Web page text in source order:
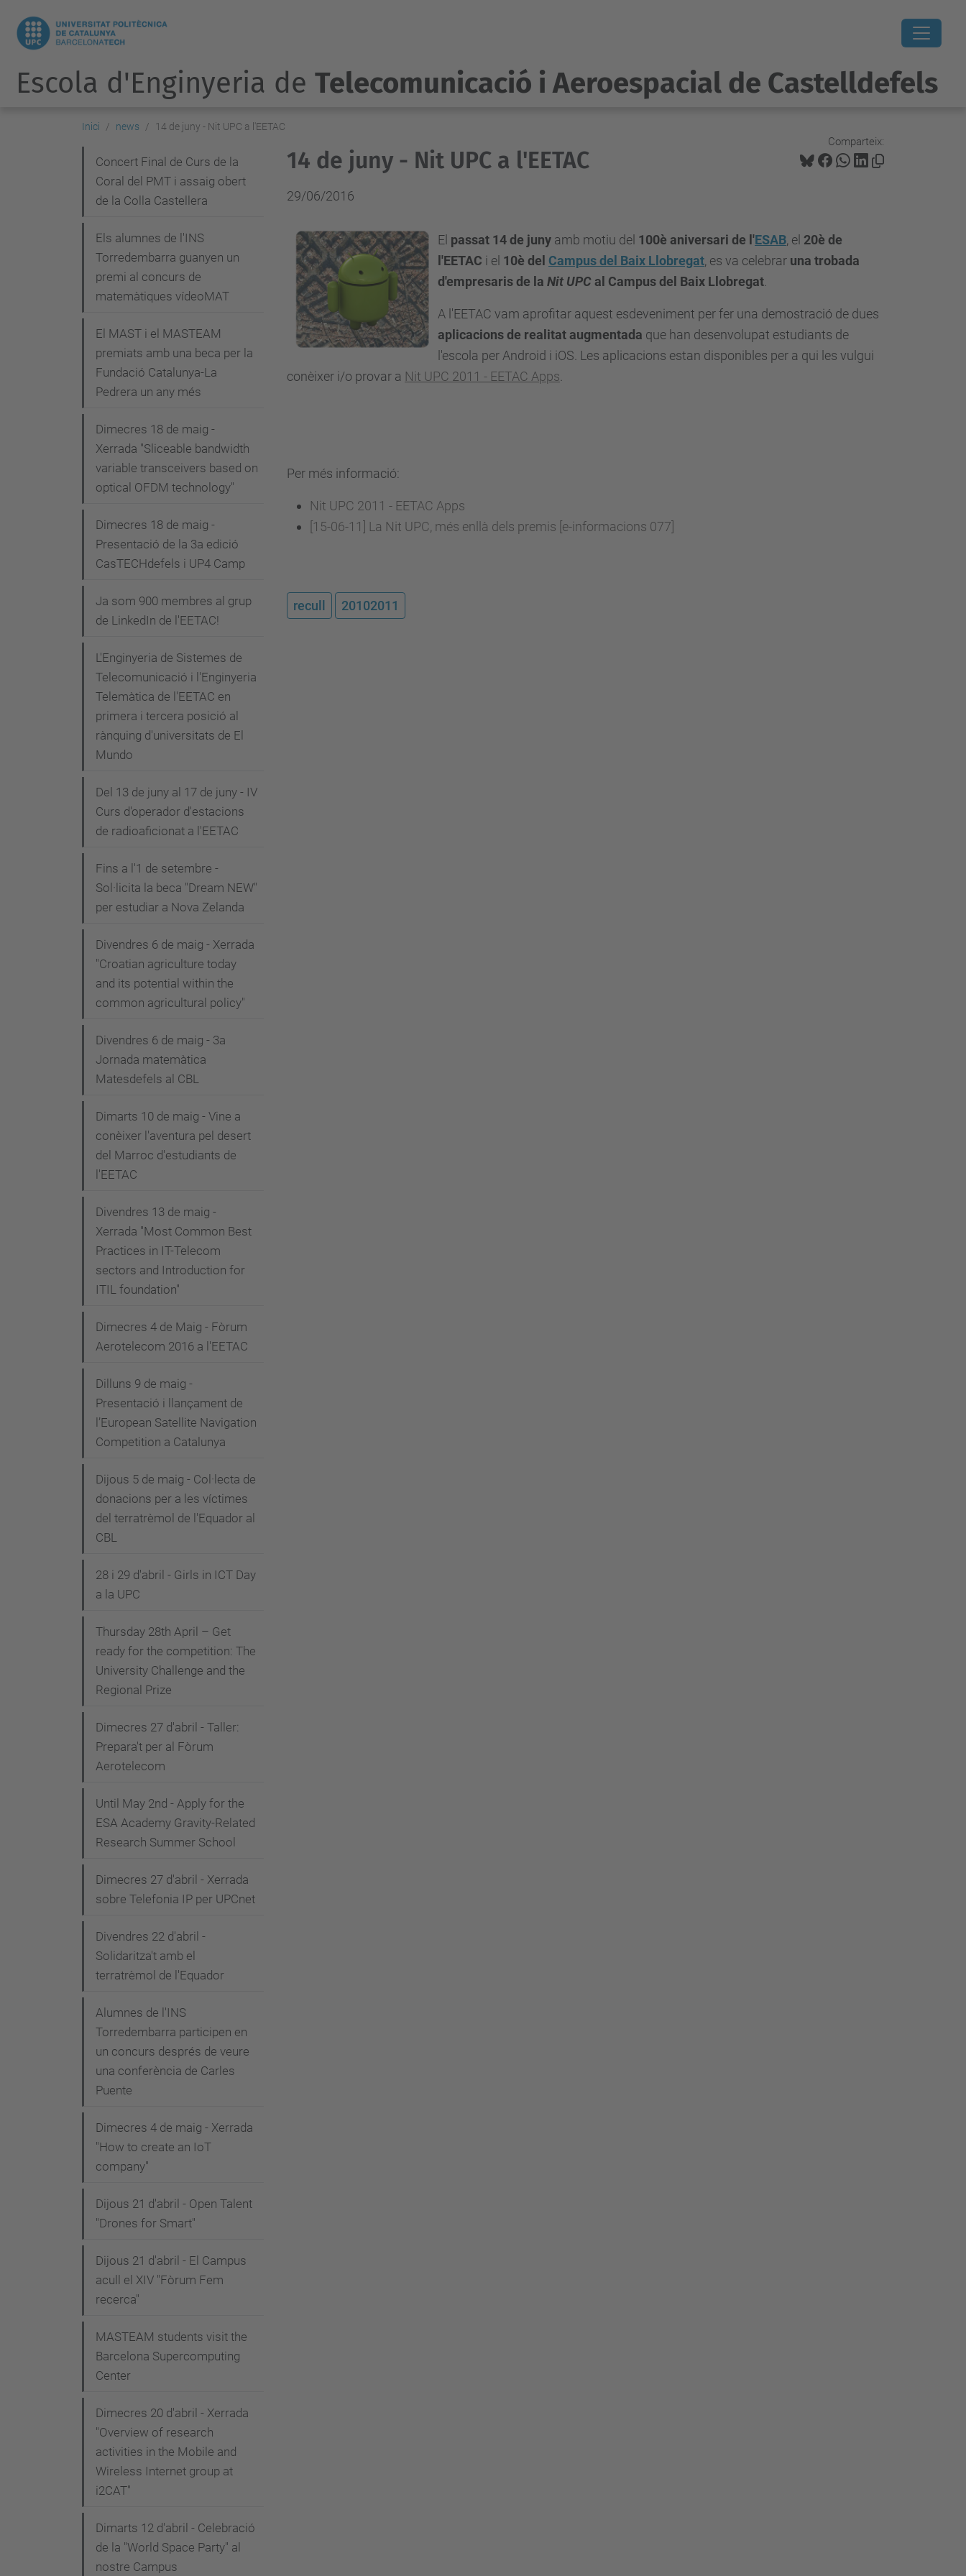
Escola d'Enginyeria de Telecomunicació i Aeroespacial de Castelldefels
Inici news 14 de juny - Nit UPC a l'EETAC
Comparteix:
14 de juny - Nit UPC a l'EETAC
29/06/2016
El passat 14 de juny amb motiu del 100è aniversari de l'ESAB, el 20è de
l'EETAC i el 10è del Campus del Baix Llobregat, es va celebrar una trobada
d'empresarisde la Nit UPC al Campus del Baix Llobregat
A l'EETAC vam aprofitar aquest esdeveniment per fer una demostració de dues
aplicacions de realitat augmentada que han desenvolupat estudiants de
l'escola per Android i iOS. Les aplicacions estan disponibles per a qui les vulgui
conèixer i/o provar a Nit UPC 2011 - EETAC Apps
Per més informació:
Nit UPC 2011 - EETAC Apps
[15-06-11] La Nit UPC, més enllà dels premis [e-informacions 077]
recull 20102011
v
c
Concert Final de Curs de la
Coral del PMT i assaig obert
de la Colla Castellera
Els alumnes de l'INS
Torredembarra guanyen un
premi al concurs de
matemàtiques vídeoMAT
El MAST i el MASTEAM
premiats amb una beca per la
Fundació Catalunya-La
Pedrera un any més
Dimecres 18 de maig -
Xerrada "Sliceable bandwidth
variable transceivers based on
optical OFDM technology"
Dimecres 18 de maig -
Presentació de la 3a edició
CasTECHdefels i UP4 Camp
Ja som 900 membres al grup
de LinkedIn de l'EETAC!
L'Enginyeria de Sistemes de
Telecomunicació i l'Enginyeria
Telemàtica de l'EETAC en
primera i tercera posició al
rànquing d'universitats de El
Mundo
Del 13 de juny al 17 de juny - IV
Curs d'operador d'estacions
de radioaficionat a l'EETAC
Fins a l'1 de setembre -
Sol·licita la beca "Dream NEW"
per estudiar a Nova Zelanda
Divendres 6 de maig - Xerrada
"Croatian agriculture today
and its potential within the
common agricultural policy"
Divendres 6 de maig - 3a
Jornada matemàtica
Matesdefels al CBL
Dimarts 10 de maig - Vine a
conèixer l'aventura pel desert
del Marroc d'estudiants de
l'EETAC
Divendres 13 de maig -
Xerrada "Most Common Best
Practices in IT-Telecom
sectors and Introduction for
ITIL foundation"
Dimecres 4 de Maig - Fòrum
Aerotelecom 2016 a l'EETAC
Dilluns 9 de maig -
Presentació i llançament de
l’European Satellite Navigation
Competition a Catalunya
Dijous 5 de maig - Col·lecta de
donacions per a les víctimes
del terratrèmol de l'Equador al
CBL
28 i 29 d'abril - Girls in ICT Day
a la UPC
Thursday 28th April – Get
ready for the competition: The
University Challenge and the
Regional Prize
Dimecres 27 d'abril - Taller:
Prepara't per al Fòrum
Aerotelecom
Until May 2nd - Apply for the
ESA Academy Gravity-Related
Research Summer School
Dimecres 27 d'abril - Xerrada
sobre Telefonia IP per UPCnet
Divendres 22 d'abril -
Solidaritza't amb el
terratrèmol de l'Equador
Alumnes de l'INS
Torredembarra participen en
un concurs després de veure
una conferència de Carles
Puente
Dimecres 4 de maig - Xerrada
"How to create an IoT
company"
Dijous 21 d'abril - Open Talent
"Drones for Smart"
Dijous 21 d'abril - El Campus
acull el XIV "Fòrum Fem
recerca"
MASTEAM students visit the
Barcelona Supercomputing
Center
Dimecres 20 d'abril - Xerrada
"Overview of research
activities in the Mobile and
Wireless Internet group at
i2CAT"
Dimarts 12 d'abril - Celebració
de la "World Space Party" al
nostre Campus